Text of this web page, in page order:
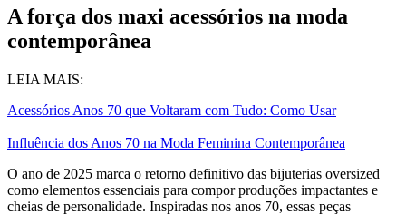
A força dos maxi acessórios na moda
contemporânea
LEIA MAIS:
Acessórios Anos 70 que Voltaram com Tudo: Como Usar
Influência dos Anos 70 na Moda Feminina Contemporânea
O ano de 2025 marca o retorno definitivo das bijuterias oversized
como elementos essenciais para compor produções impactantes e
cheias de personalidade. Inspiradas nos anos 70, essas peças